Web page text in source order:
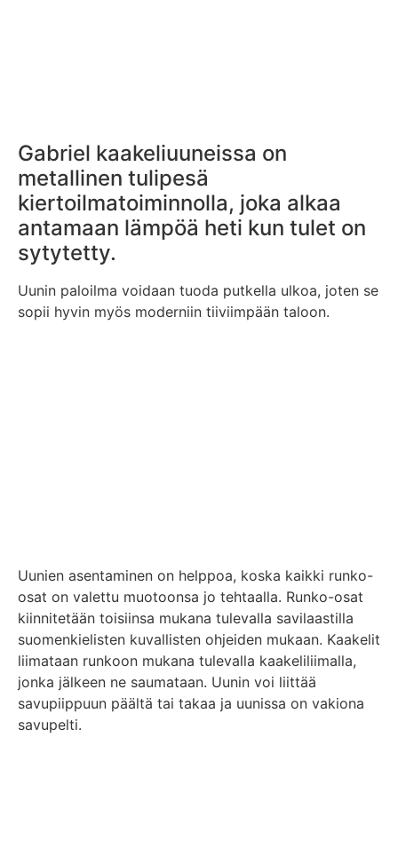
Gabriel kaakeliuuneissa on
metallinen tulipesä
kiertoilmatoiminnolla, joka alkaa
antamaan lämpöä heti kun tulet on
sytytetty.
Uunin paloilma voidaan tuoda putkella ulkoa, joten se
sopii hyvin myös moderniin tiiviimpään taloon.
Uunien asentaminen on helppoa, koska kaikki runko-
osat on valettu muotoonsa jo tehtaalla. Runko-osat
kiinnitetään toisiinsa mukana tulevalla savilaastilla
suomenkielisten kuvallisten ohjeiden mukaan. Kaakelit
liimataan runkoon mukana tulevalla kaakeliliimalla,
jonka jälkeen ne saumataan. Uunin voi liittää
savupiippuun päältä tai takaa ja uunissa on vakiona
savupelti.